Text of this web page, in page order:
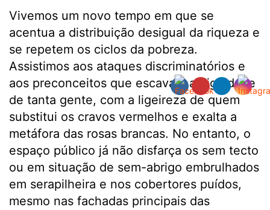
Vivemos um novo tempo em que se
acentua a distribuição desigual da riqueza e
se repetem os ciclos da pobreza.
Assistimos aos ataques discriminatórios e
aos preconceitos que escavam a dignidade
de tanta gente, com a ligeireza de quem
substitui os cravos vermelhos e exalta a
metáfora das rosas brancas. No entanto, o
espaço público já não disfarça os sem tecto
ou em situação de sem-abrigo embrulhados
em serapilheira e nos cobertores puídos,
mesmo nas fachadas principais das